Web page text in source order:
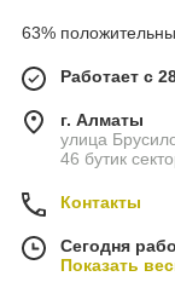
63%
Работает с
г. Алматы
улица
46 бутик
Контакты
Сегодня
Показать